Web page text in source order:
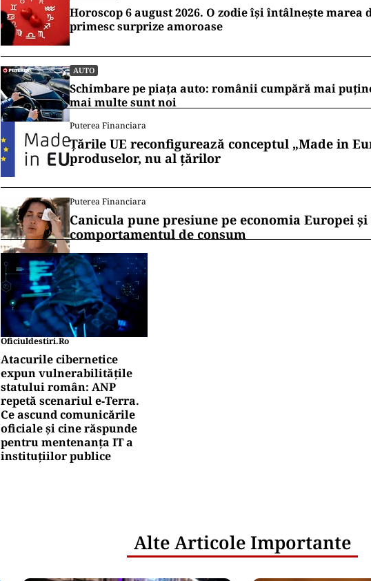
Horoscop 6 august 2026. O zodie își întâlnește marea
primesc surprize amoroase
AUTO
Schimbare pe piața auto: românii cumpără mai
mai multe sunt noi
Puterea Financiara
Țările UE reconfigurează conceptul „Made in
produselor, nu al țărilor
Puterea Financiara
Canicula pune presiune pe economia Europei
comportamentul de consum
Oficiuldestiri.ro
Atacurile cibernetice
expun vulnerabilitățile
statului român: ANP
repetă scenariul e‑Terra.
Ce ascund comunicările
oficiale și cine răspunde
pentru mentenanța IT a
instituțiilor publice
Alte Articole Importante